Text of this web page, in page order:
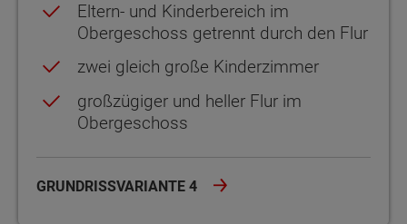
Eltern- und Kinderbereich im
Obergeschoss getrennt durch den Flur
zwei gleich große Kinderzimmer
großzügiger und heller Flur im
Obergeschoss
GRUNDRISSVARIANTE 4